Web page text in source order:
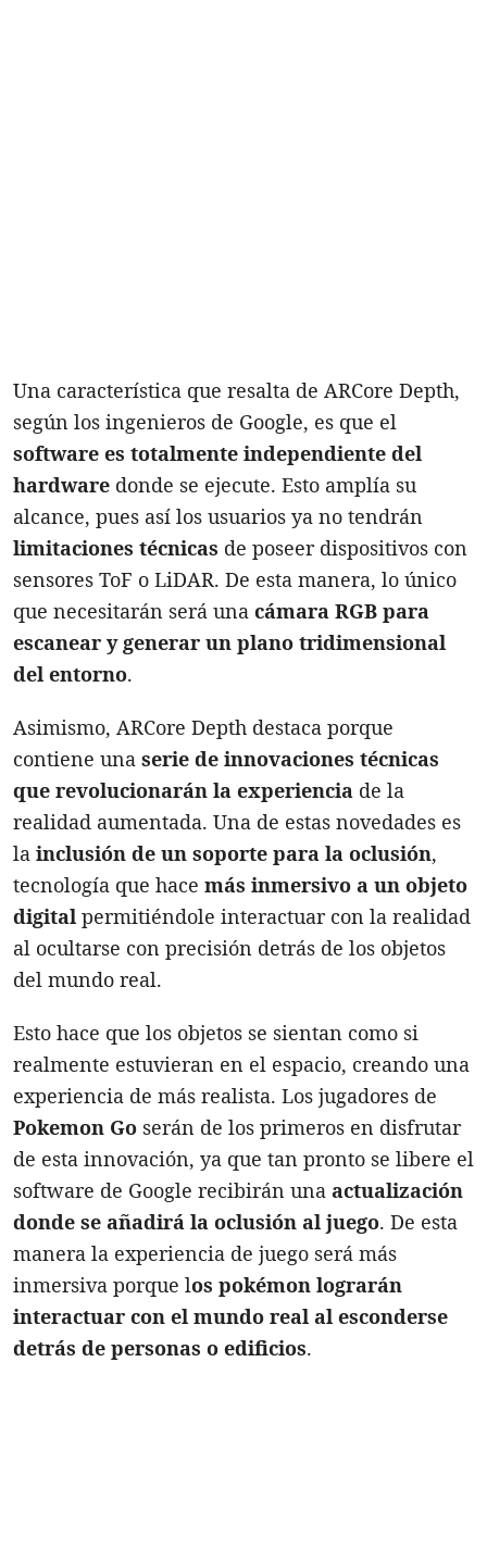
Una característica que resalta de ARCore Depth,
según los ingenieros de Google, es que el
software es totalmente independiente del
hardware donde se ejecute. Esto amplía su
alcance, pues así los usuarios ya no tendrán
limitaciones técnicas de poseer dispositivos con
sensores ToF o LiDAR. De esta manera, lo único
que necesitarán será una cámara RGB para
escanear y generar un plano tridimensional
del entorno.
Asimismo, ARCore Depth destaca porque
contiene una serie de innovaciones técnicas
que revolucionarán la experiencia de la
realidad aumentada. Una de estas novedades es
la inclusión de un soporte para la oclusión,
tecnología que hace más inmersivo a un objeto
digital permitiéndole interactuar con la realidad
al ocultarse con precisión detrás de los objetos
del mundo real.
Esto hace que los objetos se sientan como si
realmente estuvieran en el espacio, creando una
experiencia de más realista. Los jugadores de
Pokemon Go serán de los primeros en disfrutar
de esta innovación, ya que tan pronto se libere el
software de Google recibirán una actualización
donde se añadirá la oclusión al juego. De esta
manera la experiencia de juego será más
inmersiva porque los pokémon lograrán
interactuar con el mundo real al esconderse
detrás de personas o edificios.